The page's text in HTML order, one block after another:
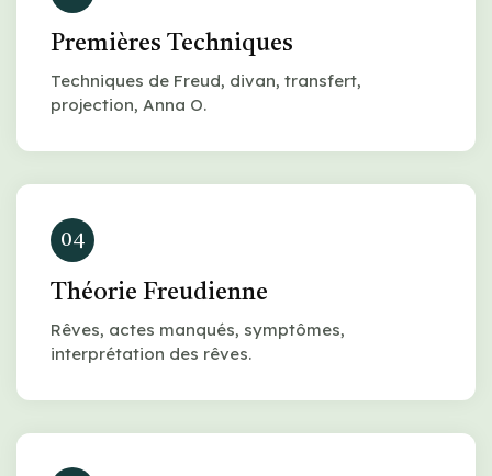
Premières Techniques
Techniques de Freud, divan, transfert,
projection, Anna O.
04
Théorie Freudienne
Rêves, actes manqués, symptômes,
interprétation des rêves.